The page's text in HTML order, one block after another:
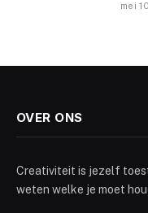
mei
OVER ONS
Creativiteit is jezelf
weten welke je moet